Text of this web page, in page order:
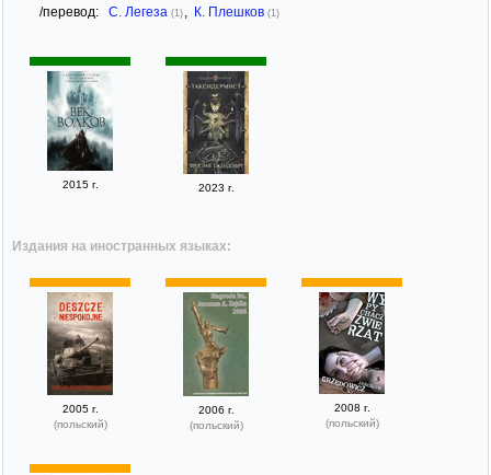
/перевод: С. Легеза (1) , К. Плешков (1)
2015 г. 2023 г.
Издания на иностранных языках:
2005 г.
(польский)
2006 г.
(польский)
2008 г.
(польский)